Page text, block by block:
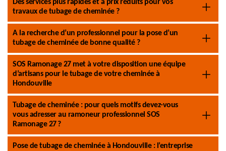
Des services plus rapides et à prix réduits pour vos
travaux de tubage de cheminée ?
A la recherche d’un professionnel pour la pose d’un
tubage de cheminée de bonne qualité ?
SOS Ramonage 27 met à votre disposition une équipe
d’artisans pour le tubage de votre cheminée à
Hondouville
Tubage de cheminée : pour quels motifs devez-vous
vous adresser au ramoneur professionnel SOS
Ramonage 27 ?
Pose de tubage de cheminée à Hondouville : l’entreprise